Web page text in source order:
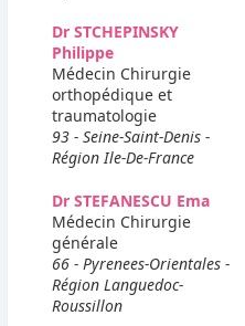
Dr STCHEPINSKY
Philippe
Médecin Chirurgie
orthopédique et
traumatologie
93 - Seine-Saint-Denis -
Région Ile-De-France
Dr STEFANESCU Ema
Médecin Chirurgie
générale
66 - Pyrenees-Orientales -
Région Languedoc-
Roussillon